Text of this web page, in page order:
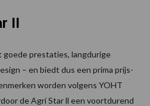
II
prestaties, langdurige
– en biedt dus een prima prijs-
worden volgens YOHT
de Agri Star ll een voortdurend